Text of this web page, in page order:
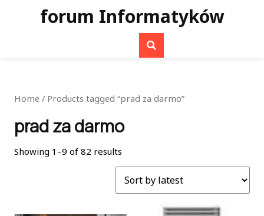
forum Informatyków
Home / Products tagged “prad za darmo”
prad za darmo
Showing 1–9 of 82 results